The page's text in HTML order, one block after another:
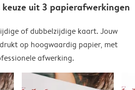
uit 3 papierafwerkingen
of dubbelzijdige kaart. Jouw
op hoogwaardig papier, met
afwerking.